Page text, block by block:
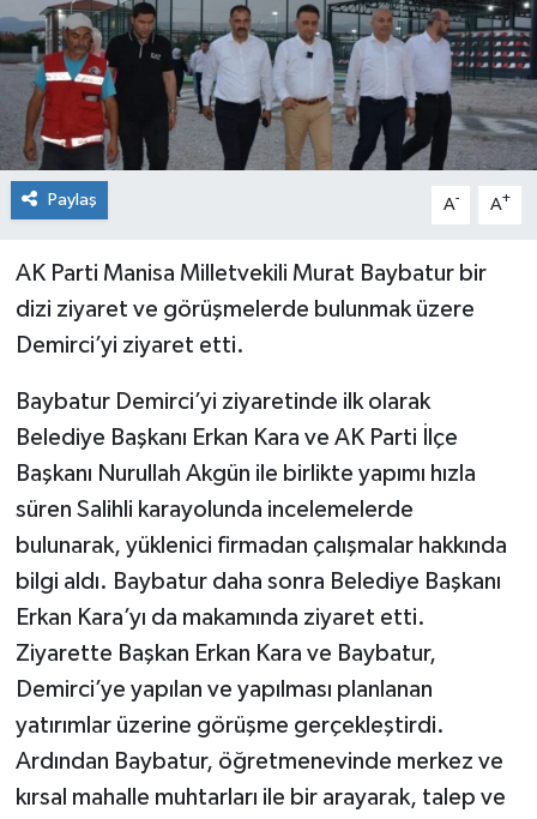
Paylaş A- A+
AK Parti Manisa Milletvekili Murat Baybatur bir
dizi ziyaret ve görüşmelerde bulunmak üzere
Demirci’yi ziyaret etti.
Baybatur Demirci’yi ziyaretinde ilk olarak
Belediye Başkanı Erkan Kara ve AK Parti İlçe
Başkanı Nurullah Akgün ile birlikte yapımı hızla
süren Salihli karayolunda incelemelerde
bulunarak, yüklenici firmadan çalışmalar hakkında
bilgi aldı. Baybatur daha sonra Belediye Başkanı
Erkan Kara’yı da makamında ziyaret etti.
Ziyarette Başkan Erkan Kara ve Baybatur,
Demirci’ye yapılan ve yapılması planlanan
yatırımlar üzerine görüşme gerçekleştirdi.
Ardından Baybatur, öğretmenevinde merkez ve
kırsal mahalle muhtarları ile bir arayarak, talep ve